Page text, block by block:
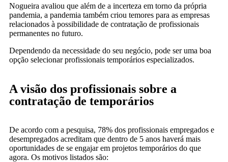
Nogueira avaliou que além de a incerteza em torno da própria
pandemia, a pandemia também criou temores para as empresas
relacionados à possibilidade de contratação de profissionais
permanentes no futuro.
Dependendo da necessidade do seu negócio, pode ser uma boa
opção selecionar profissionais temporários especializados.
A visão dos profissionais sobre a
contratação de temporários
De acordo com a pesquisa, 78% dos profissionais empregados e
desempregados acreditam que dentro de 5 anos haverá mais
oportunidades de se engajar em projetos temporários do que
agora. Os motivos listados são: